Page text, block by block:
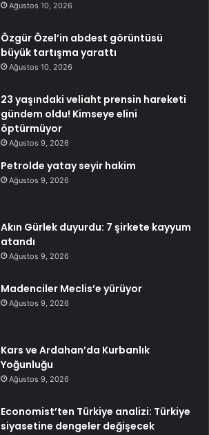
Ağustos 10, 2026
Özgür Özel’in abdest görüntüsü
büyük tartışma yarattı
Ağustos 10, 2026
23 yaşındaki veliaht prensin hareketi
gündem oldu! Kimseye elini
öptürmüyor
Ağustos 9, 2026
Petrolde yatay seyir hakim
Ağustos 9, 2026
Akın Gürlek duyurdu: 7 şirkete kayyum
atandı
Ağustos 9, 2026
Madenciler Meclis’e yürüyor
Ağustos 9, 2026
Kars ve Ardahan’da Kurbanlık
Yoğunluğu
Ağustos 9, 2026
Economist’ten Türkiye analizi: Türkiye
siyasetine dengeler değişecek